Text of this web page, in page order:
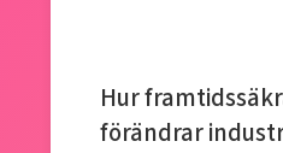
Hur
förändrar